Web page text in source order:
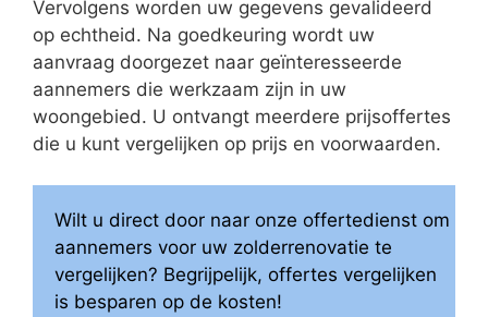
Vervolgens worden uw gegevens gevalideerd
op echtheid. Na goedkeuring wordt uw
aanvraag doorgezet naar geïnteresseerde
aannemers die werkzaam zijn in uw
woongebied. U ontvangt meerdere prijsoffertes
die u kunt vergelijken op prijs en voorwaarden.
Wilt u direct door naar onze offertedienst om
aannemers voor uw zolderrenovatie te
vergelijken? Begrijpelijk, offertes vergelijken
is besparen op de kosten!